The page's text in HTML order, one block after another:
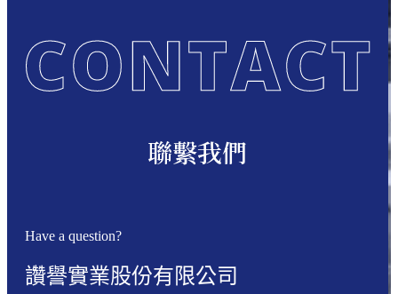
聯繫我們
Have a question?
讚譽實業股份有限公司